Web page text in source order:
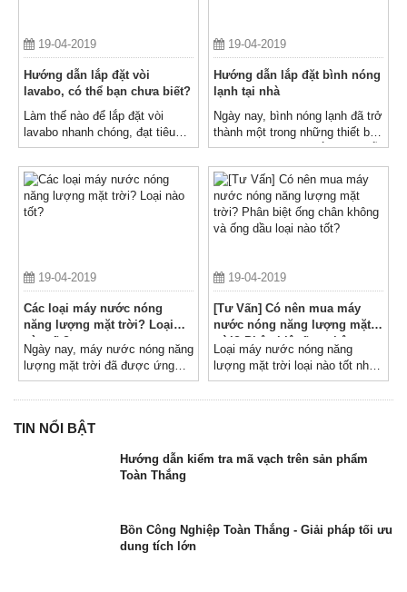
19-04-2019
Hướng dẫn lắp đặt vòi
lavabo, có thể bạn chưa biết?
Làm thế nào để lắp đặt vòi
lavabo nhanh chóng, đạt tiêu
chuẩn, tiết kiệm chi phí nhất,
không phải ai cũng biết
19-04-2019
Hướng dẫn lắp đặt bình nóng
lạnh tại nhà
Ngày nay, bình nóng lạnh đã trở
thành một trong những thiết bị
thiết yếu trong nhà tắm của mỗi
gia đình
19-04-2019
Các loại máy nước nóng
năng lượng mặt trời? Loại
nào tốt?
Ngày nay, máy nước nóng năng
lượng mặt trời đã được ứng
dụng rộng rãi trên toàn thế giới
19-04-2019
[Tư Vấn] Có nên mua máy
nước nóng năng lượng mặt
trời? Phân biệt ống chân
không và ống dầu loại nào
tốt?
Loại máy nước nóng năng
lượng mặt trời loại nào tốt nhất
2020 và tiêu chí lựa chọn để
vừa tiết kiệm, độ bền cao mà
TIN NỔI BẬT
Hướng dẫn kiểm tra mã vạch trên sản phẩm
Toàn Thắng
Bồn Công Nghiệp Toàn Thắng - Giải pháp tối ưu
dung tích lớn